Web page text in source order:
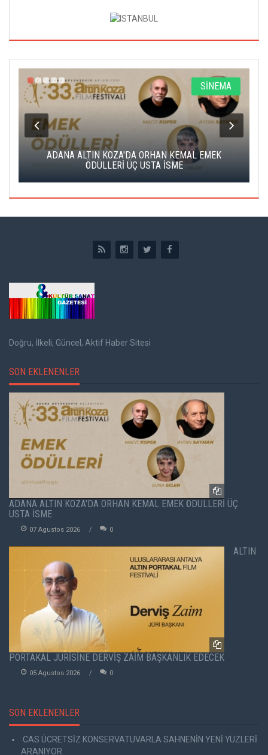
SİNEMA
ADANA ALTIN KOZA'DA ORHAN KEMAL EMEK
ÖDÜLLERİ ÜÇ USTA İSME
Doğru, İlkeli, Güncel, Aktif Haber Sitesi
SON EKLENENLER
ADANA ALTIN KOZA'DA ORHAN KEMAL EMEK ÖDÜLLERİ ÜÇ
USTA İSME
07 Agustos 2026 0
ALTIN
PORTAKAL JÜRİSİNE DERVİŞ ZAİM BAŞKANLIK EDECEK
05 Agustos 2026 0
SON EKLENENLER
CAS ÜCRETSİZ KONSERVATUVARLA SAHNENİN YENİ YÜZLERİ
ARANIYOR